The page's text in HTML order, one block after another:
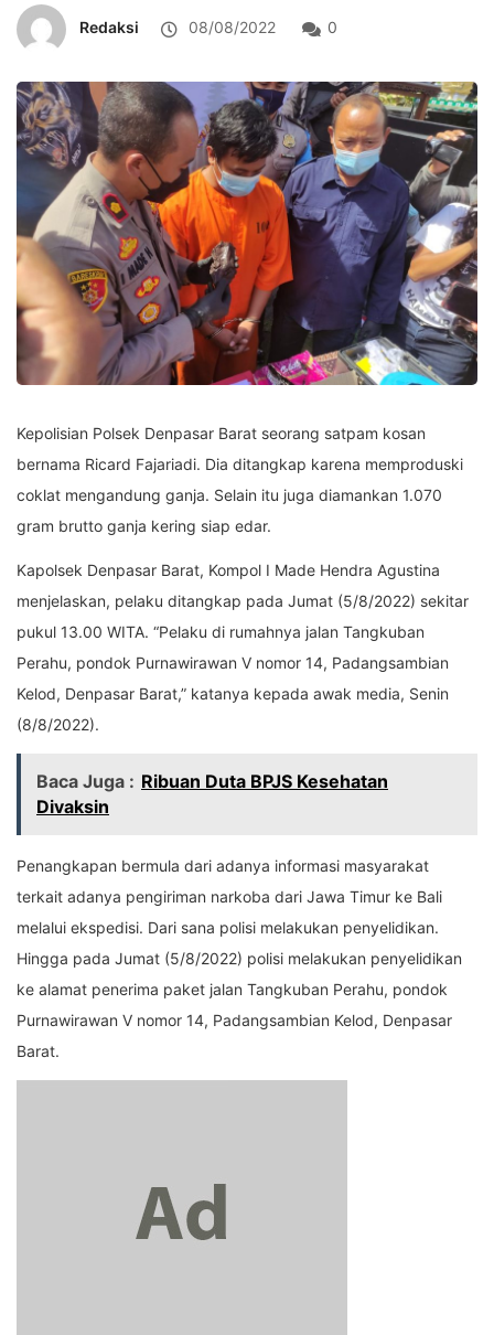
Redaksi 08/08/2022 0
Kepolisian Polsek Denpasar Barat seorang satpam kosan
bernama Ricard Fajariadi. Dia ditangkap karena memproduski
coklat mengandung ganja. Selain itu juga diamankan 1.070
gram brutto ganja kering siap edar.
Kapolsek Denpasar Barat, Kompol I Made Hendra Agustina
menjelaskan, pelaku ditangkap pada Jumat (5/8/2022) sekitar
pukul 13.00 WITA. “Pelaku di rumahnya jalan Tangkuban
Perahu, pondok Purnawirawan V nomor 14, Padangsambian
Kelod, Denpasar Barat,” katanya kepada awak media, Senin
(8/8/2022).
Baca Juga : Ribuan Duta BPJS Kesehatan
Divaksin
Penangkapan bermula dari adanya informasi masyarakat
terkait adanya pengiriman narkoba dari Jawa Timur ke Bali
melalui ekspedisi. Dari sana polisi melakukan penyelidikan.
Hingga pada Jumat (5/8/2022) polisi melakukan penyelidikan
ke alamat penerima paket jalan Tangkuban Perahu, pondok
Purnawirawan V nomor 14, Padangsambian Kelod, Denpasar
Barat.